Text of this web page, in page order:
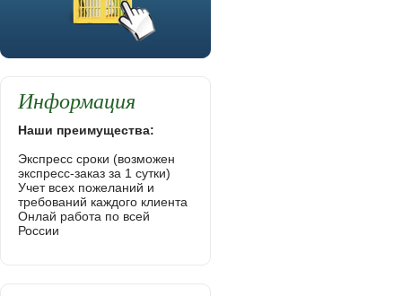
Информация
Наши преимущества:
Экспресс сроки (возможен
экспресс-заказ за 1 сутки)
Учет всех пожеланий и
требований каждого клиента
Онлай работа по всей
России